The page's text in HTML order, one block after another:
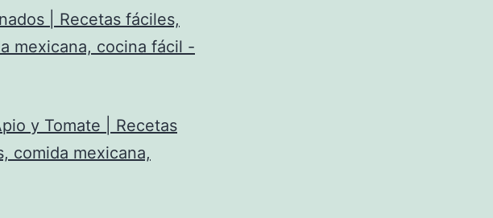
| Recetas fáciles,
mexicana, cocina fácil -
y Tomate | Recetas
comida mexicana,